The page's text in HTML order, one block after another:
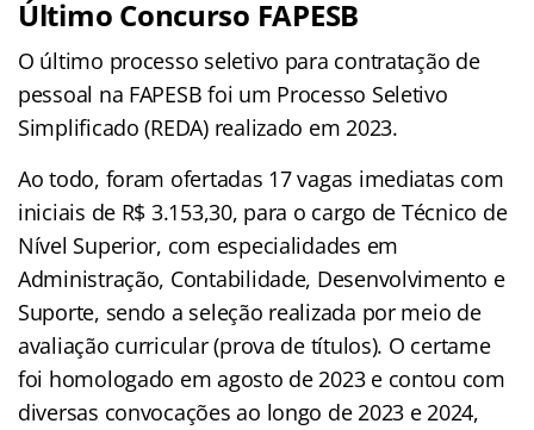
Último Concurso FAPESB
O último processo seletivo para contratação de
pessoal na FAPESB foi um Processo Seletivo
Simplificado (REDA) realizado em 2023.
Ao todo, foram ofertadas 17 vagas imediatas com
iniciais de R$ 3.153,30, para o cargo de Técnico de
Nível Superior, com especialidades em
Administração, Contabilidade, Desenvolvimento e
Suporte, sendo a seleção realizada por meio de
avaliação curricular (prova de títulos). O certame
foi homologado em agosto de 2023 e contou com
diversas convocações ao longo de 2023 e 2024,